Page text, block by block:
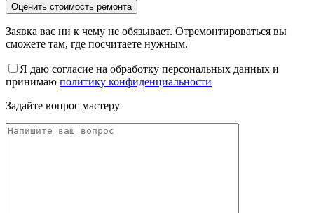
Заявка вас ни к чему не обязывает. Отремонтироваться вы
сможете там, где посчитаете нужным.
Я даю согласие на обработку персональных данных и
принимаю политику конфиденциальности
Задайте вопрос мастеру